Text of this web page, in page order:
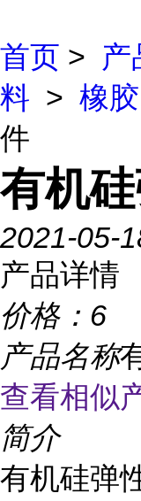
首页 > 产
料 > 橡胶
件
有机
2021-05-
产品详情
价格： 6
产品名称
查看相似
简介
有机硅弹